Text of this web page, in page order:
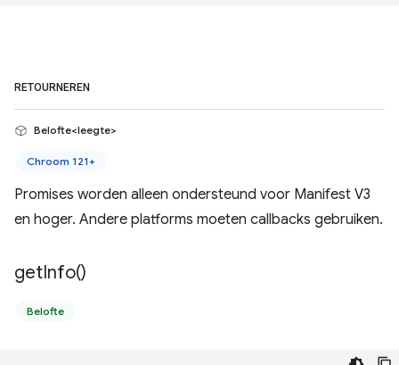
RETOURNEREN
Belofte<leegte>
Chroom 121+
Promises worden alleen ondersteund voor Manifest V3
en hoger. Andere platforms moeten callbacks gebruiken.
getInfo()
Belofte